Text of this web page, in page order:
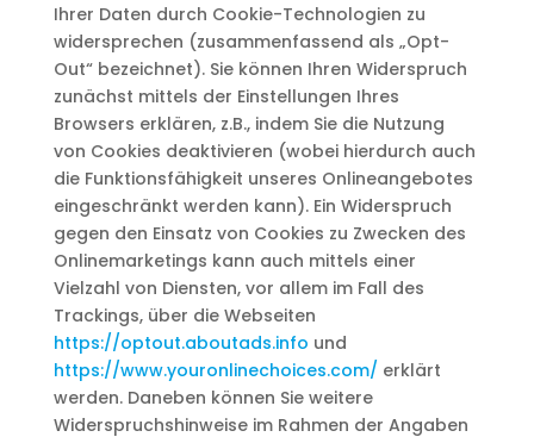
Ihrer Daten durch Cookie-Technologien zu
widersprechen (zusammenfassend als „Opt-
Out“ bezeichnet). Sie können Ihren Widerspruch
zunächst mittels der Einstellungen Ihres
Browsers erklären, z.B., indem Sie die Nutzung
von Cookies deaktivieren (wobei hierdurch auch
die Funktionsfähigkeit unseres Onlineangebotes
eingeschränkt werden kann). Ein Widerspruch
gegen den Einsatz von Cookies zu Zwecken des
Onlinemarketings kann auch mittels einer
Vielzahl von Diensten, vor allem im Fall des
Trackings, über die Webseiten
https://optout.aboutads.info und
https://www.youronlinechoices.com/ erklärt
werden. Daneben können Sie weitere
Widerspruchshinweise im Rahmen der Angaben